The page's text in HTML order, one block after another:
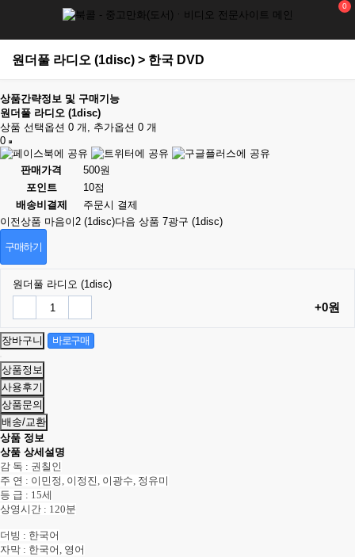
0
원더풀 라디오 (1disc) > 한국 DVD
상품간략정보 및 구매기능
원더풀 라디오 (1disc)
상품 선택옵션 0 개, 추가옵션 0 개
0
판매가격
500원
포인트
10점
배송비결제
주문시 결제
이전상품 마음이2 (1disc)다음 상품 7광구 (1disc)
구매하기
원더풀 라디오 (1disc)
+0원
상품정보
사용후기
상품문의
배송/교환
상품 정보
상품 상세설명
감 독 : 권칠인
주 연 : 이민정, 이정진, 이광수, 정유미
등 급 : 15세
상영시간 : 120분
더빙 : 한국어
자막 : 한국어, 영어